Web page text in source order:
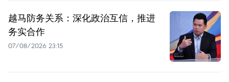
越马防务关系：深化政治互信，推进
务实合作
07/08/2026 23:15